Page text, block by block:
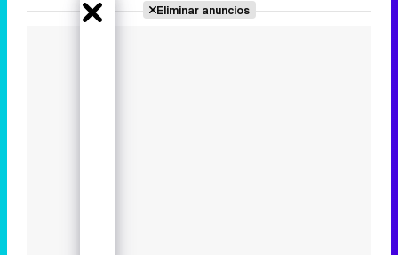
Eliminar anuncios